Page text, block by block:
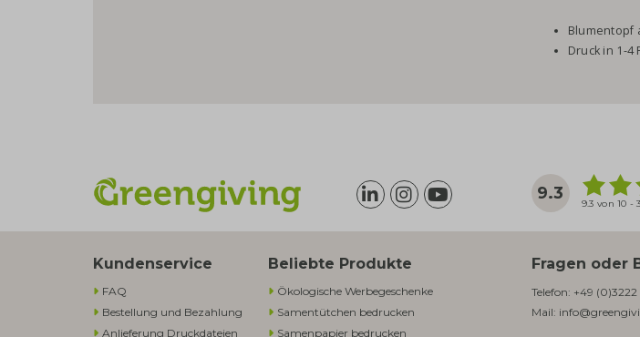
Blumentopf
Druck in 1-4
9.3
9.3 von 10 -
Kundenservice
FAQ
Bestellung und Bezahlung
Anlieferung Druckdateien
Beliebte Produkte
Ökologische Werbegeschenke​
Samentütchen bedrucken
Samenpapier bedrucken
Fragen oder
Telefon: +49 (0)3222
Mail: